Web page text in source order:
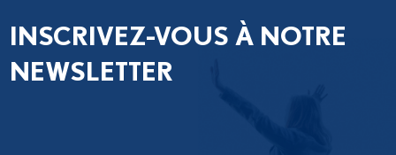
INSCRIVEZ-VOUS À NOTRE
NEWSLETTER